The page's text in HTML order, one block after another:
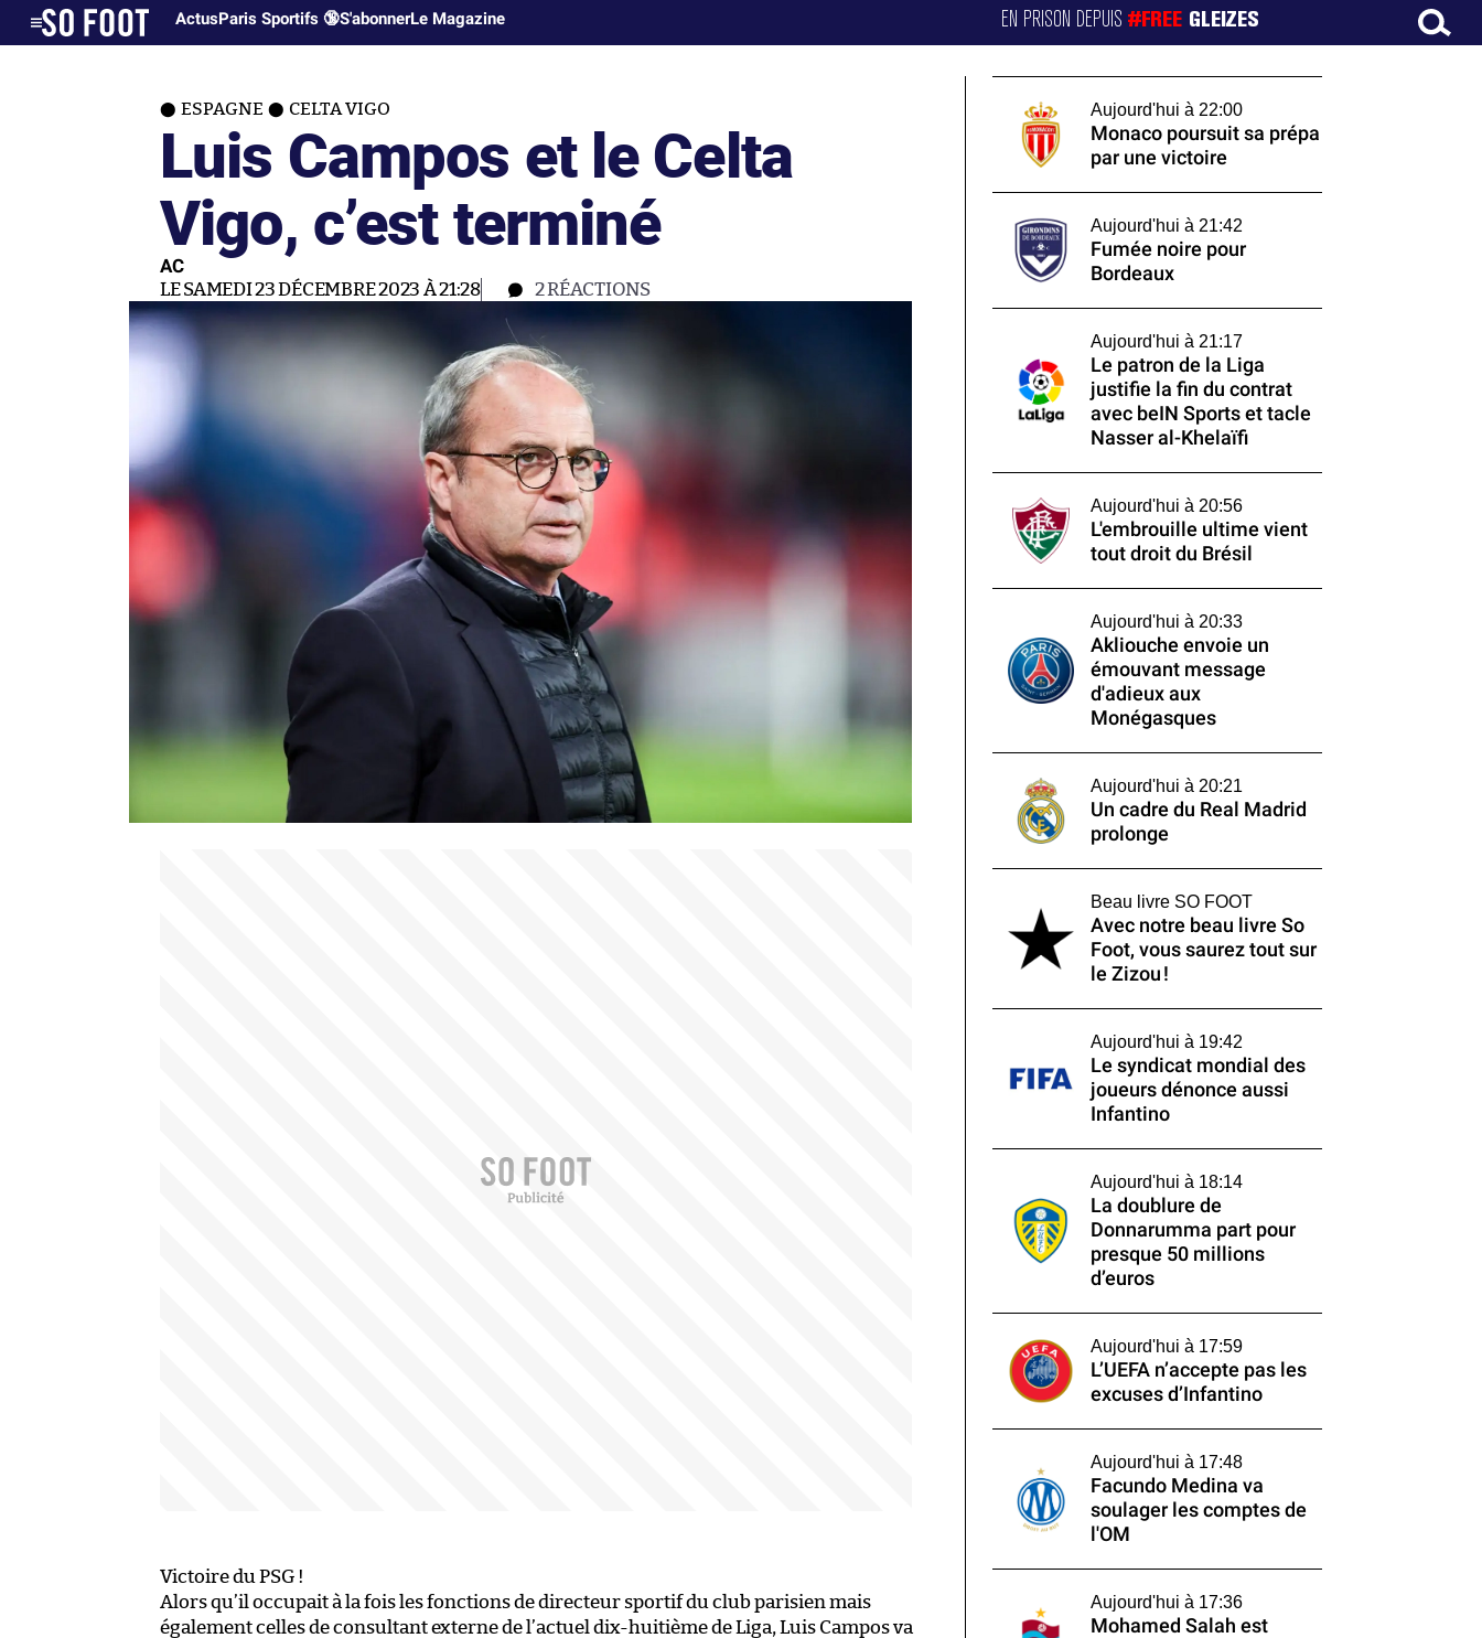
ActusParis Sportifs 🔞S'abonnerLe Magazine EN PRISON DEPUIS#FREE GLEIZES
ESPAGNE CELTA VIGO
Luis Campos et le Celta
Vigo, c’est terminé
AC
LE SAMEDI 23 DÉCEMBRE 2023 À 21:28 2RÉACTIONS
Victoire du PSG !
Alors qu’il occupait à la fois les fonctions de directeur sportif du club parisien mais
également celles de consultant externe de l’actuel dix-huitième de Liga, Luis Campos va
Aujourd'hui à 22:00
Monaco poursuit sa prépa
par une victoire
Aujourd'hui à 21:42
Fumée noire pour
Bordeaux
Aujourd'hui à 21:17
Le patron de la Liga
justifie la fin du contrat
avec beIN Sports et tacle
Nasser al-Khelaïfi
Aujourd'hui à 20:56
L'embrouille ultime vient
tout droit du Brésil
Aujourd'hui à 20:33
Akliouche envoie un
émouvant message
d'adieux aux
Monégasques
Aujourd'hui à 20:21
Un cadre du Real Madrid
prolonge
Beau livre SO FOOT
Avec notre beau livre So
Foot, vous saurez tout sur
le Zizou !
Aujourd'hui à 19:42
Le syndicat mondial des
joueurs dénonce aussi
Infantino
Aujourd'hui à 18:14
La doublure de
Donnarumma part pour
presque 50 millions
d’euros
Aujourd'hui à 17:59
L’UEFA n’accepte pas les
excuses d’Infantino
Aujourd'hui à 17:48
Facundo Medina va
soulager les comptes de
l'OM
Aujourd'hui à 17:36
Mohamed Salah est